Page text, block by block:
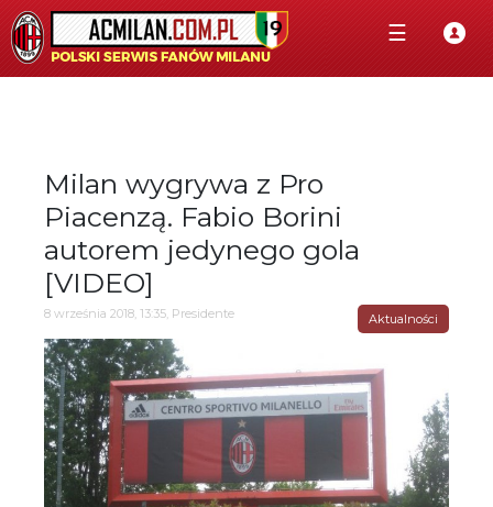
☰
Milan wygrywa z Pro
Piacenzą. Fabio Borini
autorem jedynego gola
[VIDEO]
8 września 2018, 13:35, Presidente Aktualności